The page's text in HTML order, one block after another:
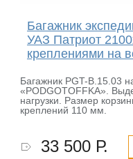
Багажник
УАЗ Патриот
креплениями на
Багажник PGT-B.15.03
«PODGOTOFFKA».
нагрузки. Размер
креплений 110 мм.
33 500 Р.